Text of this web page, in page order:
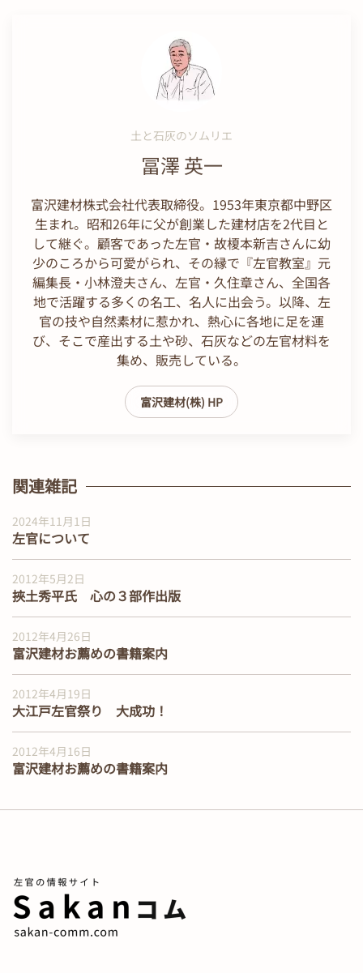
土と石灰のソムリエ
冨澤 英一
富沢建材株式会社代表取締役。1953年東京都中野区
生まれ。昭和26年に父が創業した建材店を2代目と
して継ぐ。顧客であった左官・故榎本新吉さんに幼
少のころから可愛がられ、その縁で『左官教室』元
編集長・小林澄夫さん、左官・久住章さん、全国各
地で活躍する多くの名工、名人に出会う。以降、左
官の技や自然素材に惹かれ、熱心に各地に足を運
び、そこで産出する土や砂、石灰などの左官材料を
集め、販売している。
富沢建材(株) HP
関連雑記
2024年11月1日
左官について
2012年5月2日
挾土秀平氏 心の３部作出版
2012年4月26日
富沢建材お薦めの書籍案内
2012年4月19日
大江戸左官祭り 大成功！
2012年4月16日
富沢建材お薦めの書籍案内